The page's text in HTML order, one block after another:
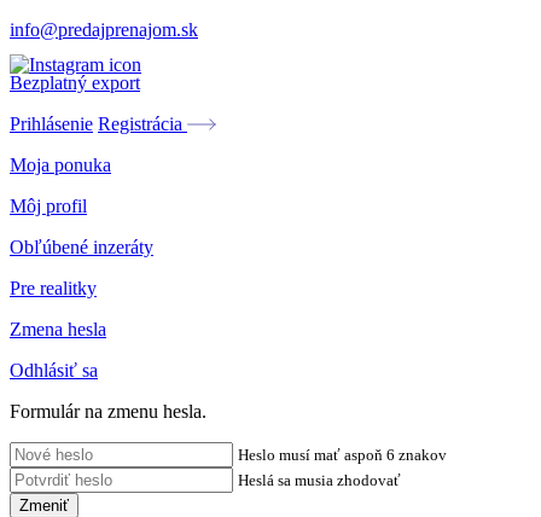
info@predajprenajom.sk
Bezplatný export
Prihlásenie Registrácia
Moja ponuka
Môj profil
Obľúbené inzeráty
Pre realitky
Zmena hesla
Odhlásiť sa
Formulár na zmenu hesla.
Heslo musí mať aspoň 6 znakov
Heslá sa musia zhodovať
Zmeniť